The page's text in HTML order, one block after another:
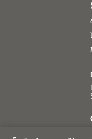
สินค้าลดราคา